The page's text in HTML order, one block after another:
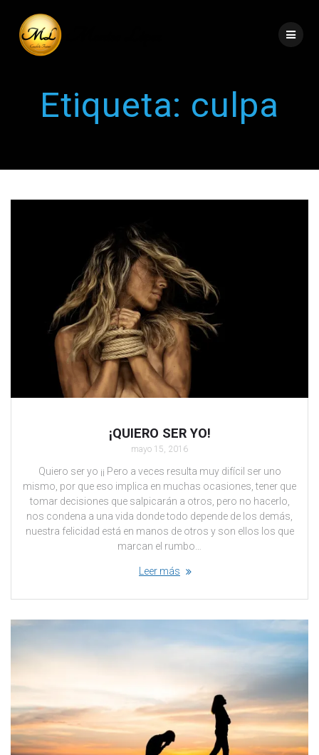
Etiqueta: culpa
¡QUIERO SER YO!
mayo 15, 2016
Quiero ser yo ¡¡ Pero a veces resulta muy difícil ser uno
mismo, por que eso implica en muchas ocasiones, tener que
tomar decisiones que salpicarán a otros, pero no hacerlo,
nos condena a una vida donde todo depende de los demás,
nuestra felicidad está en manos de otros y son ellos los que
marcan el rumbo…
Leer más